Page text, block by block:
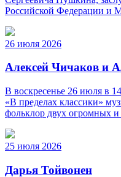
Российской Федерации и
26 июля 2026
Алексей Чичаков и
В воскресенье 26 июля в
«В пределах классики»
фольклор двух огромных
25 июля 2026
Дарья Тойвонен